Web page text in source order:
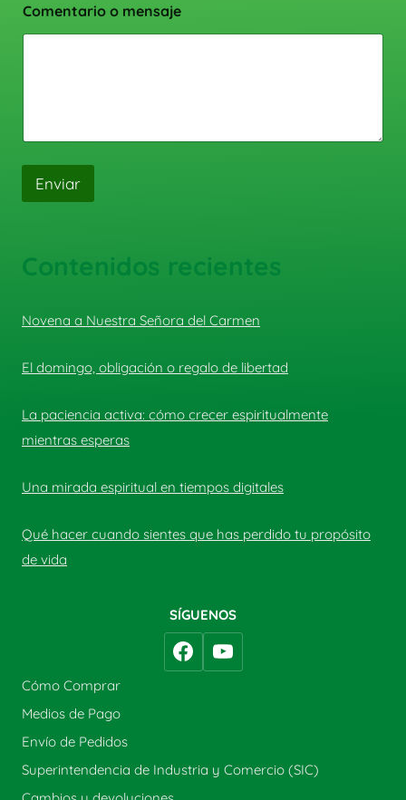
Comentario o mensaje
Enviar
Contenidos recientes
Novena a Nuestra Señora del Carmen
El domingo, obligación o regalo de libertad
La paciencia activa: cómo crecer espiritualmente
mientras esperas
Una mirada espiritual en tiempos digitales
Qué hacer cuando sientes que has perdido tu propósito
de vida
SÍGUENOS
Cómo Comprar
Medios de Pago
Envío de Pedidos
Superintendencia de Industria y Comercio (SIC)